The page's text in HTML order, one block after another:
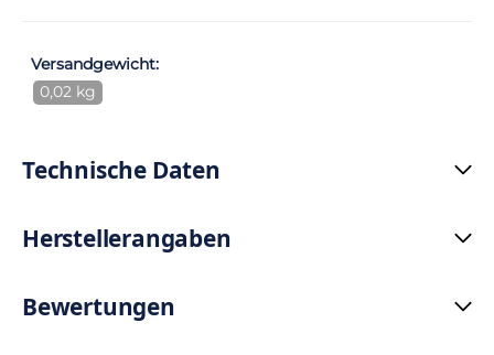
Versandgewicht:
0,02 kg
Technische Daten
Herstellerangaben
Bewertungen